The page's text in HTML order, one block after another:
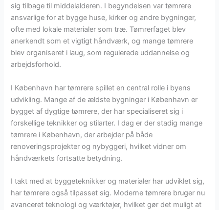
sig tilbage til middelalderen. I begyndelsen var tømrere
ansvarlige for at bygge huse, kirker og andre bygninger,
ofte med lokale materialer som træ. Tømrerfaget blev
anerkendt som et vigtigt håndværk, og mange tømrere
blev organiseret i laug, som regulerede uddannelse og
arbejdsforhold.
I København har tømrere spillet en central rolle i byens
udvikling. Mange af de ældste bygninger i København er
bygget af dygtige tømrere, der har specialiseret sig i
forskellige teknikker og stilarter. I dag er der stadig mange
tømrere i København, der arbejder på både
renoveringsprojekter og nybyggeri, hvilket vidner om
håndværkets fortsatte betydning.
I takt med at byggeteknikker og materialer har udviklet sig,
har tømrere også tilpasset sig. Moderne tømrere bruger nu
avanceret teknologi og værktøjer, hvilket gør det muligt at